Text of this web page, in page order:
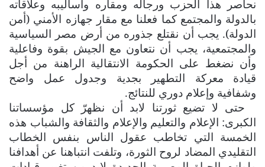
نحاصر هذا الحزب ورجاله ومقاره وأساليبه وعلاقاته
بالدولة والمجتمع كما فعلنا مع مقار جهازه الأمني (أمن
الدولة). يجب أن نقتلع جذوره من أرض مصر السياسية
والمجتمعية، يجب أن نتعاون مع الجيش بقوة وفاعلية
وأن نضغط على الحكومة الانتقالية الراهنة من أجل
قيادة معركة التطهير بجدية وجدول عمل واضح
وشفافية وإعلام دوري للنتائج.
حتى لا تضيع ثورتنا لابد أن نظهرّ كل مؤسساتنا
الكبرى: الإعلام والتعليم والإعلام والثقافة والشباب هذه
الخمسة التي تخاطب عقول الناس بنفس الخطاب
التقليدي المضاد لروح الثورة، وتلفت انتباهنا عن أهدافنا